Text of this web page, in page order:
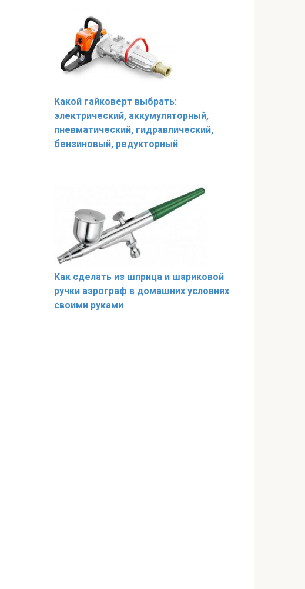
Какой гайковерт выбрать:
электрический, аккумуляторный,
пневматический, гидравлический,
бензиновый, редукторный
Как сделать из шприца и шариковой
ручки аэрограф в домашних условиях
своими руками